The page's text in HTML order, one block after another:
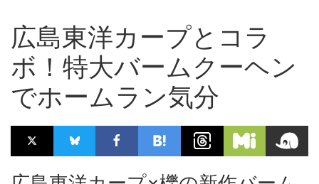
広島東洋カープとコラ
ボ！特大バームクーヘン
でホームラン気分